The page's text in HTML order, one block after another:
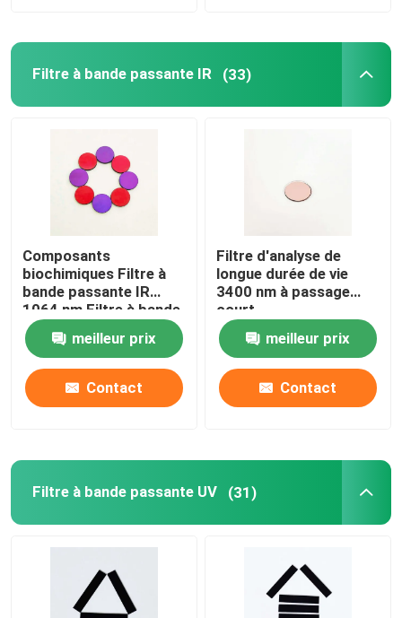
Filtre à bande passante IR (33)
Composants
biochimiques Filtre à
bande passante IR
1064 nm Filtre à bande
étroite
meilleur prix
Contact
Filtre d'analyse de
longue durée de vie
3400 nm à passage
court
meilleur prix
Contact
Filtre à bande passante UV (31)